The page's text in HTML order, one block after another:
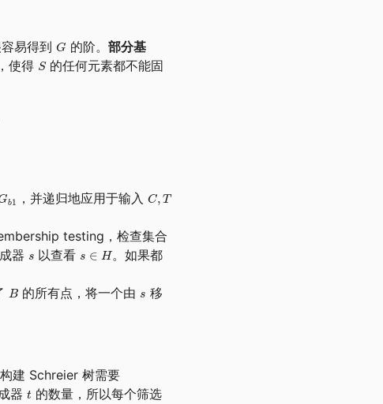
容易得到 的阶。 部分基
，使得
的任何元素都不能固
，并递归地应用于输入
testing，检查集合
器 以查看
。如果都
的所有点，将一个由
移
建 Schreier 树需要
器 的数量，所以每个筛选